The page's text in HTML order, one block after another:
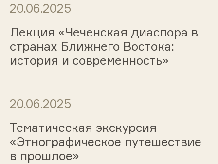
20.06.2025
Лекция «Чеченская диаспора в
странах Ближнего Востока:
история и современность»
20.06.2025
Тематическая экскурсия
«Этнографическое путешествие
в прошлое»